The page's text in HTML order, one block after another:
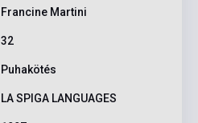
Francine Martini
32
Puhakötés
LA SPIGA LANGUAGES